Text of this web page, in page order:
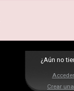
¿Aún no
Crear